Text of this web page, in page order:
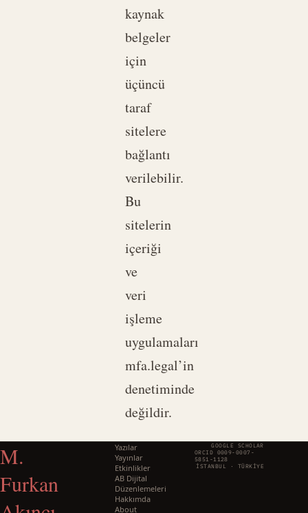
kaynak
belgeler
için
üçüncü
taraf
sitelere
bağlantı
verilebilir.
Bu
sitelerin
içeriği
ve
veri
işleme
uygulamaları
mfa.legal’in
denetiminde
değildir.
M.
Furkan
Yazılar
Yayınlar
Etkinlikler
AB Dijital
Düzenlemeleri
Hakkımda
About
GOOGLE SCHOLAR
ORCID 0009-0007-
5851-1128
İSTANBUL · TÜRKIYE